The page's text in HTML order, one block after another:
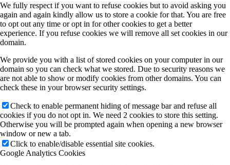
We fully respect if you want to refuse cookies but to avoid asking you
again and again kindly allow us to store a cookie for that. You are free
to opt out any time or opt in for other cookies to get a better
experience. If you refuse cookies we will remove all set cookies in our
domain.
We provide you with a list of stored cookies on your computer in our
domain so you can check what we stored. Due to security reasons we
are not able to show or modify cookies from other domains. You can
check these in your browser security settings.
Check to enable permanent hiding of message bar and refuse all
cookies if you do not opt in. We need 2 cookies to store this setting.
Otherwise you will be prompted again when opening a new browser
window or new a tab.
Click to enable/disable essential site cookies.
Google Analytics Cookies